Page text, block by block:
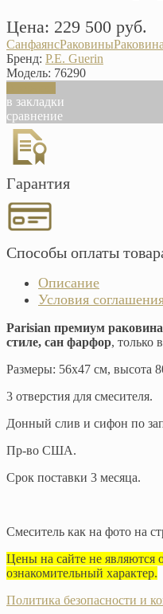
Цена: 229 500 руб.
СанфаянсРаковины
Бренд: P.E. Guerin
Модель: 76290
в закладки
сравнение
Гарантия
Способы оплаты
Описание
Условия
Parisian премиум
стиле, сан фарфор, только
Размеры: 56х47 см, высота
3 отверстия для смесителя.
Донный слив и сифон по
Пр-во США.
Срок поставки 3 месяца.
Смеситель как на фото на
Цены на сайте не являются
ознакомительный характер.
Политика безопасности и